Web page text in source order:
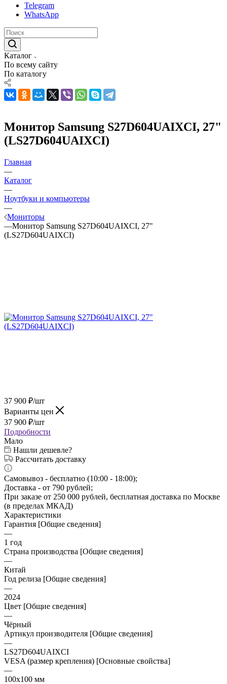
Telegram
WhatsApp
Каталог
По всему сайту
По каталогу
Монитор Samsung S27D604UAIXCI, 27"
(LS27D604UAIXCI)
Главная
—
Каталог
—
Ноутбуки и компьютеры
—
Мониторы
—Монитор Samsung S27D604UAIXCI, 27"
(LS27D604UAIXCI)
37 900 ₽/шт
Варианты цен
37 900 ₽/шт
Подробности
Мало
Нашли дешевле?
Рассчитать доставку
Самовывоз - бесплатно (10:00 - 18:00);
Доставка - от 790 рублей;
При заказе от 250 000 рублей, бесплатная доставка по Москве
(в пределах МКАД)
Характеристики
Гарантия [Общие сведения]
—
1 год
Страна производства [Общие сведения]
—
Китай
Год релиза [Общие сведения]
—
2024
Цвет [Общие сведения]
—
Чёрный
Артикул производителя [Общие сведения]
—
LS27D604UAIXCI
VESA (размер крепления) [Основные свойства]
—
100x100 мм